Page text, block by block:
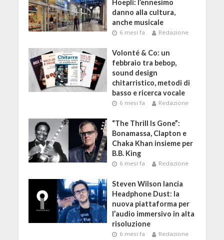
Hoepli: l’ennesimo
danno alla cultura,
anche musicale
6 mesi fa Redazione
Volonté & Co: un
febbraio tra bebop,
sound design
chitarristico, metodi di
basso e ricerca vocale
6 mesi fa Redazione
“The Thrill Is Gone”:
Bonamassa, Clapton e
Chaka Khan insieme per
B.B. King
6 mesi fa Redazione
Steven Wilson lancia
Headphone Dust: la
nuova piattaforma per
l’audio immersivo in alta
risoluzione
6 mesi fa Redazione